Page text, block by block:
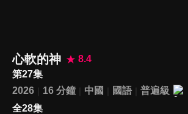
心軟的神
8.4
第27集
2026
16 分鐘 中國 國語
普遍級
全28集